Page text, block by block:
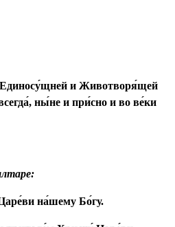
и Животворя́щей
ны́не и при́сно и во ве́ки
на́шему Бо́гу.